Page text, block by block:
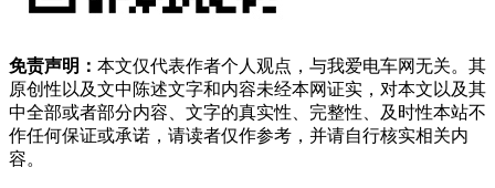
免责声明： 本文仅代表作者个人观点，与我爱电车网无关。其
原创性以及文中陈述文字和内容未经本网证实，对本文以及其
中全部或者部分内容、文字的真实性、完整性、及时性本站不
作任何保证或承诺，请读者仅作参考，并请自行核实相关内
容。